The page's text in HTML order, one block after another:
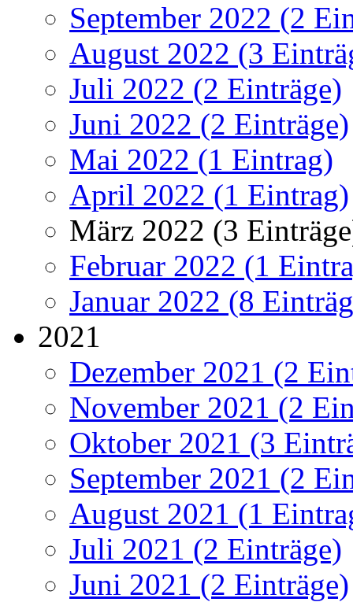
September 2022 (2
August 2022 (3
Juli 2022 (2 Einträge)
Juni 2022 (2 Einträge)
Mai 2022 (1 Eintrag)
April 2022 (1 Eintrag)
März 2022 (3
Februar 2022 (1
Januar 2022 (8
2021
Dezember 2021 (2
November 2021 (2
Oktober 2021 (3
September 2021 (2
August 2021 (1
Juli 2021 (2 Einträge)
Juni 2021 (2 Einträge)